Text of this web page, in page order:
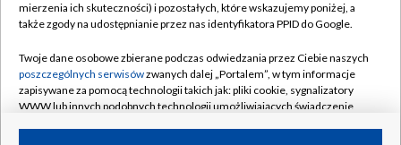
Naziemna Telewizja Cyfrowa
Rada Programowa
System NOS
Informacje o nadawcy
Pomoc
Kontakt
Kanały
mierzenia ich skuteczności) i pozostałych, które wskazujemy poniżej, a
także zgody na udostępnianie przez nas identyfikatora PPID do Google.
Twoje dane osobowe zbierane podczas odwiedzania przez Ciebie naszych
poszczególnych serwisówzwanych dalej „Portalem”, w tym informacje
zapisywane za pomocą technologii takich jak: pliki cookie, sygnalizatory
WWW lub innych podobnych technologii umożliwiających świadczenie